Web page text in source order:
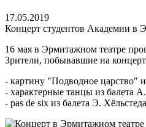
17.05.2019
Концерт студентов Академии в
16 мая в Эрмитажном театре
Зрители, побывавшие на
- картину "Подводное царство"
- характерные танцы из балета
- pas de six из балета Э.